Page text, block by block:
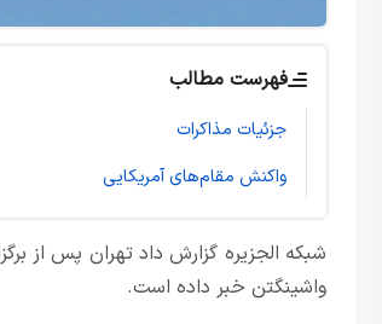
فهرست مطالب
جزئیات مذاکرات
واکنش مقام‌های آمریکایی
شبکه الجزیره گزارش داد تهران پس از
واشینگتن خبر داده است.